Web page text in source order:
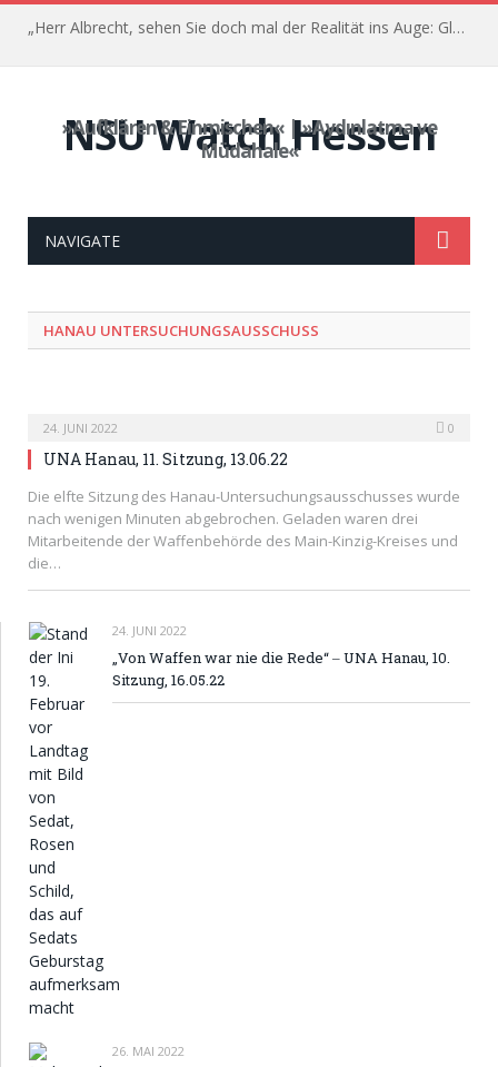
„Herr Albrecht, sehen Sie doch mal der Realität ins Auge: Glauben Sie, dass das was gebracht hat?“ – Der Prozess gegen Franco Albrecht – 35. Sitzung, 03. Juni 2022
NSU Watch Hessen
»Aufklären & Einmischen« | »Aydınlatma ve
Müdahale«
NAVIGATE
HANAU UNTERSUCHUNGSAUSSCHUSS
24. JUNI 2022 0
UNA Hanau, 11. Sitzung, 13.06.22
Die elfte Sitzung des Hanau-Untersuchungsausschusses wurde
nach wenigen Minuten abgebrochen. Geladen waren drei
Mitarbeitende der Waffenbehörde des Main-Kinzig-Kreises und
die…
24. JUNI 2022
„Von Waffen war nie die Rede“ ‒ UNA Hanau, 10.
Sitzung, 16.05.22
26. MAI 2022